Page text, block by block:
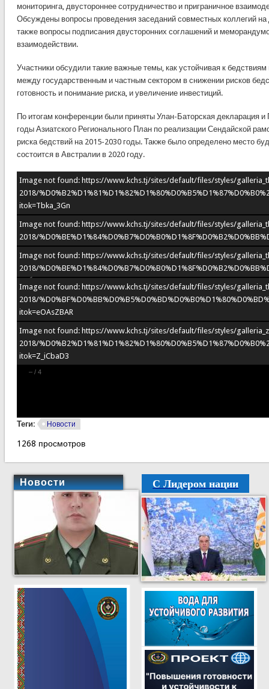
мониторинга, двустороннее сотрудничество и приграничное
Обсуждены вопросы проведения заседаний совместных коллегий на
также вопросы подписания двусторонних соглашений и
взаимодействии.
Участники обсудили такие важные темы, как устойчивая к
между государственным и частным сектором в снижении рисков
готовность и понимание риска, и увеличение инвестиций.
По итогам конференции были приняты Улан-Баторская декларация
годы Азиатского Регионального План по реализации Сендайской
риска бедствий на 2015-2030 годы. Также было определено место
состоится в Австралии в 2020 году.
–/ 4
Image not found: https://www.kchs.tj/sites/default/files/styles/
2018/
itok=Tbka_3Gn
Image not found: https://www.kchs.tj/sites/default/files/styles/
2018/
Image not found: https://www.kchs.tj/sites/default/files/styles/
2018/
Image not found: https://www.kchs.tj/sites/default/files/styles/
2018/
itok=eOAsZBAR
Image not found: https://www.kchs.tj/sites/default/files/styles/
2018/
itok=Z_iCbaD3
Теги: Новости
1268 просмотров
Новости С Лидером нации